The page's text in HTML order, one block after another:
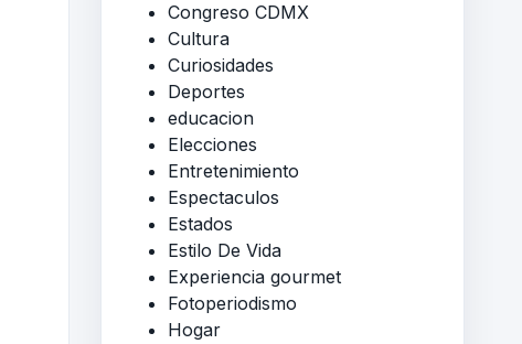
Congreso CDMX
Cultura
Curiosidades
Deportes
educacion
Elecciones
Entretenimiento
Espectaculos
Estados
Estilo De Vida
Experiencia gourmet
Fotoperiodismo
Hogar